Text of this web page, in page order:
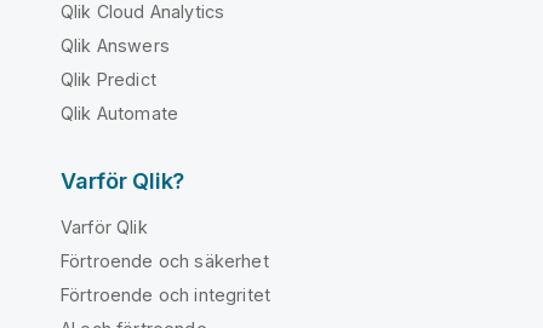
Qlik Cloud Analytics
Qlik Answers
Qlik Predict
Qlik Automate
Varför Qlik?
Varför Qlik
Förtroende och säkerhet
Förtroende och integritet